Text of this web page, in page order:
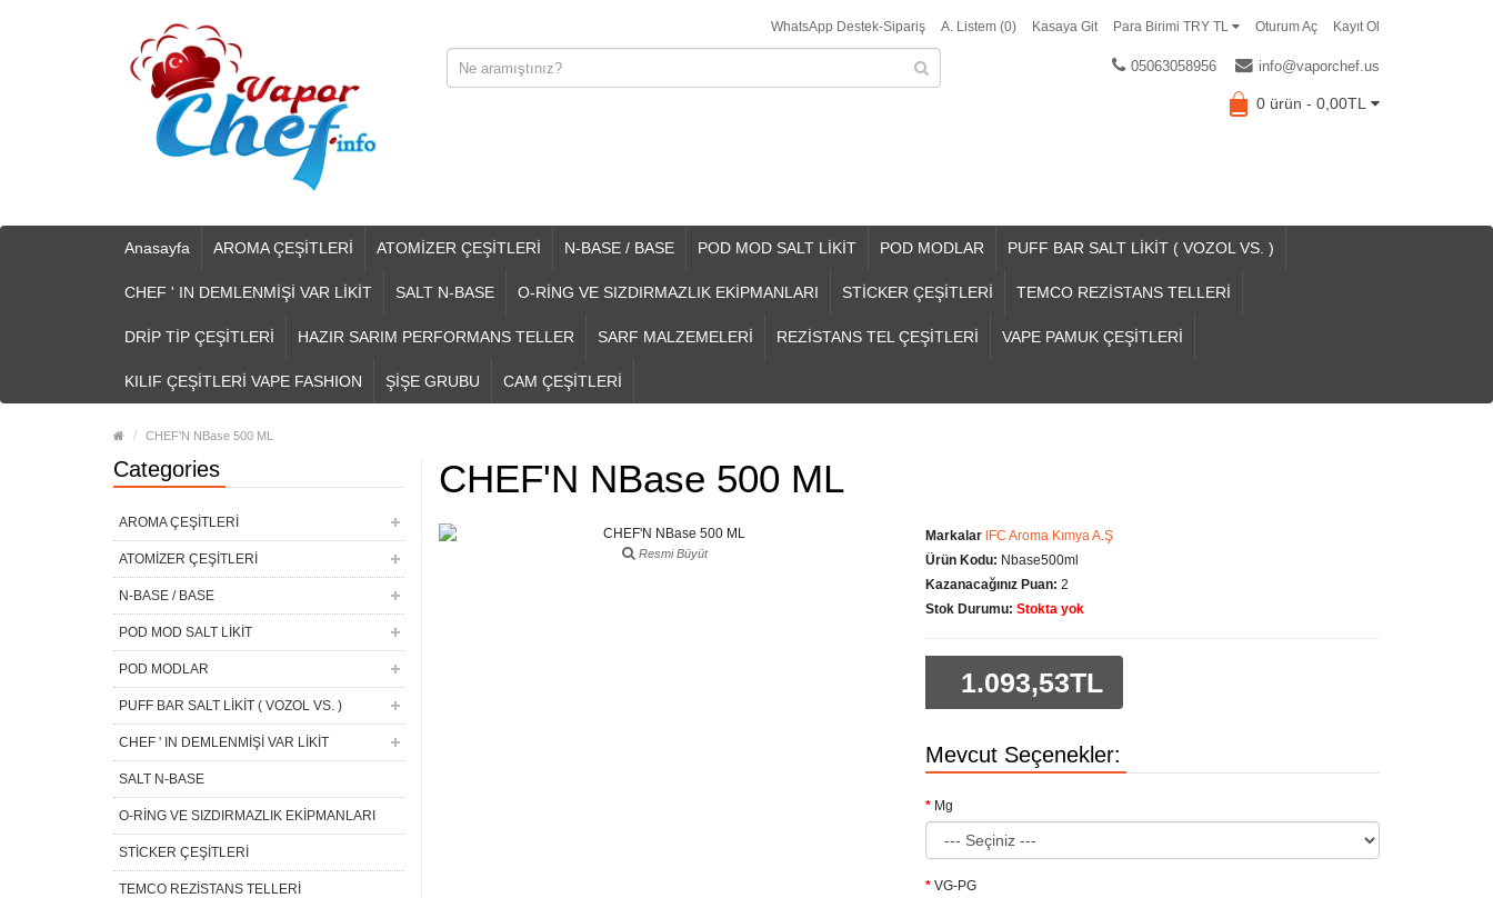
Oturum Aç Kayıt Ol
WhatsApp Destek-Sipariş A. Listem (0) Kasaya Git Para Birimi TRY TL
05063058956 info@vaporchef.us
0 ürün - 0,00TL
Anasayfa AROMA ÇEŞİTLERİ ATOMİZER ÇEŞİTLERİ N-BASE / BASE POD MOD SALT LİKİT POD MODLAR PUFF BAR SALT LİKİT ( VOZOL VS. )
CHEF ' IN DEMLENMİŞİ VAR LİKİT SALT N-BASE O-RİNG VE SIZDIRMAZLIK EKİPMANLARI STİCKER ÇEŞİTLERİ TEMCO REZİSTANS TELLERİ
DRİP TİP ÇEŞİTLERİ HAZIR SARIM PERFORMANS TELLER SARF MALZEMELERİ REZİSTANS TEL ÇEŞİTLERİ VAPE PAMUK ÇEŞİTLERİ
KILIF ÇEŞİTLERİ VAPE FASHION ŞİŞE GRUBU CAM ÇEŞİTLERİ
CHEF'N NBase 500 ML
Categories
AROMA ÇEŞİTLERİ
ATOMİZER ÇEŞİTLERİ
N-BASE / BASE
POD MOD SALT LİKİT
POD MODLAR
PUFF BAR SALT LİKİT ( VOZOL VS. )
CHEF ' IN DEMLENMİŞİ VAR LİKİT
SALT N-BASE
O-RİNG VE SIZDIRMAZLIK EKİPMANLARI
STİCKER ÇEŞİTLERİ
TEMCO REZİSTANS TELLERİ
CHEF'N NBase 500 ML
Resmi Büyüt
Markalar lFC Aroma Kımya A.Ş
Ürün Kodu: Nbase500ml
Kazanacağınız Puan: 2
Stok Durumu: Stokta yok
1.093,53TL
Mevcut Seçenekler:
Mg
VG-PG